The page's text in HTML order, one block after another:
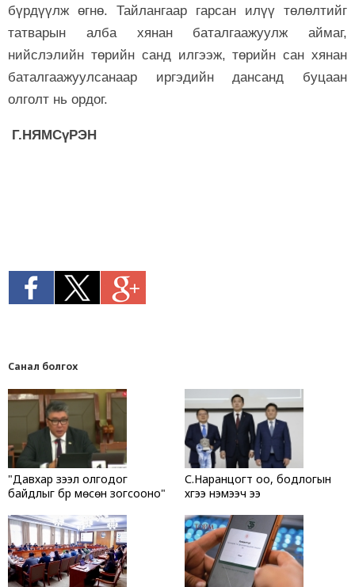
бүрдүүлж өгнө. Тайлангаар гарсан илүү төлөлтийг
татварын алба хянан баталгаажуулж аймаг,
нийслэлийн төрийн санд илгээж, төрийн сан хянан
баталгаа­жуулсанаар иргэдийн дансанд буцаан
олголт нь ордог.
Г.НЯМСүРЭН
Санал болгох
"Давхар зээл олгодог
байдлыг бүр мөсөн зогсооно"
С.Наранцогт оо, бодлогын
хүүгээ нэмээч ээ